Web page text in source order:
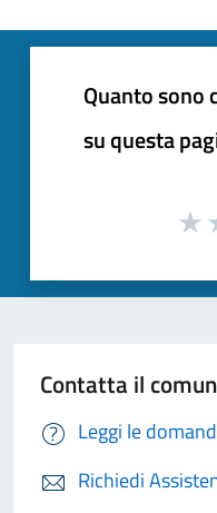
Quanto sono
su questa
Contatta il
Leggi le
Richiedi